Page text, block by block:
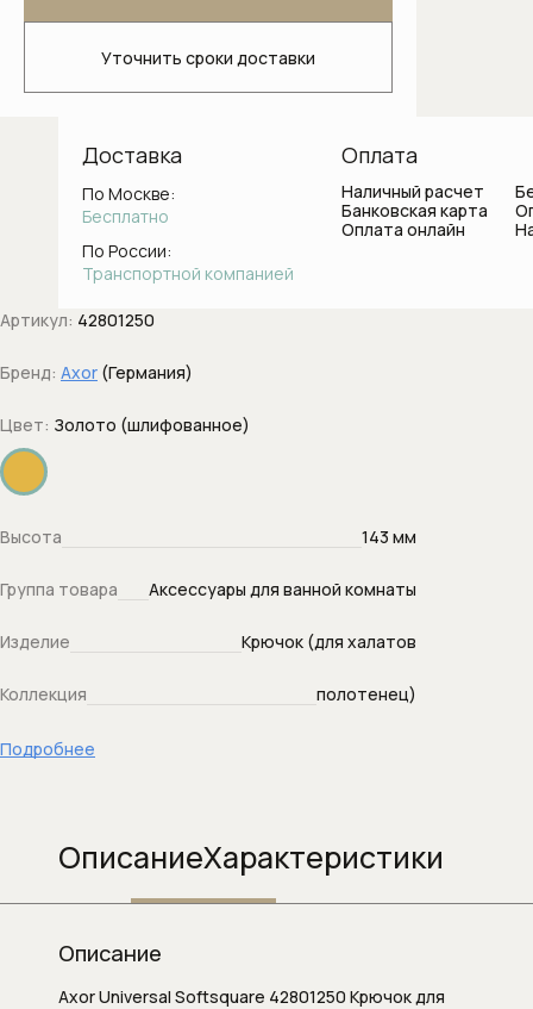
Стаканы и держатели для зубных
щеток
Душевые системы
Боковые форсунки
Вывод воды с держателем
Держатели душа
Диверторы
Душевые кронштейны (для верхнего
Душевые наборы (комплекты)
Душевые панели и колонны
Артикул: 42801250
Бренд: Axor (Германия)
Цвет: Золото (шлифованное)
Высота 143 мм
Группа товара Аксессуары для ванной комнаты
Изделие Крючок (для халатов
Коллекция полотенец)
Подробнее
Уточнить сроки доставки
Доставка
По Москве:
Бесплатно
По России:
Транспортной компанией
Оплата
Наличный расчет
Банковская карта
Оплата онлайн
ОписаниеХарактеристики
Описание
Axor Universal Softsquare 42801250 Крючок для